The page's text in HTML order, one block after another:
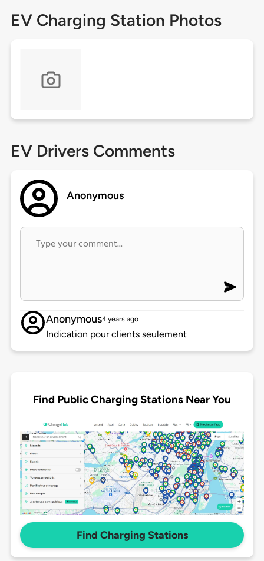
EV Charging Station Photos
EV Drivers Comments
Anonymous
Anonymous4 years ago
Indication pour clients seulement
Find Public Charging Stations Near You
Find Charging Stations